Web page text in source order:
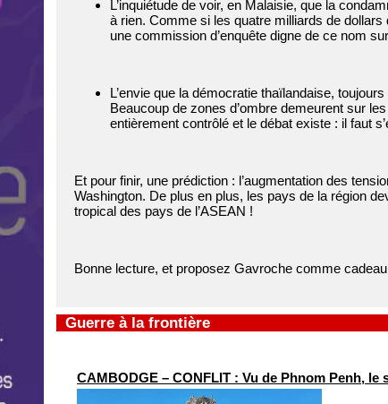
L’inquiétude de voir, en Malaisie, que la
à rien. Comme si les quatre milliards de
une commission d’enquête digne de ce nom
L’envie que la démocratie thaïlandaise,
Beaucoup de zones d’ombre demeurent sur
entièrement contrôlé et le débat existe : il faut
Et pour finir, une prédiction : l’augmentation des
Washington. De plus en plus, les pays de la région
tropical des pays de l’ASEAN !
Bonne lecture, et proposez Gavroche comme
Guerre à la frontière
CAMBODGE – CONFLIT : Vu de Phnom Penh, le